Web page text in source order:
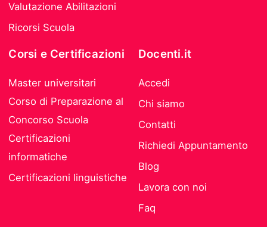
Valutazione Abilitazioni
Ricorsi Scuola
Corsi e Certificazioni
Master universitari
Corso di Preparazione al
Concorso Scuola
Certificazioni
informatiche
Certificazioni linguistiche
Docenti.it
Accedi
Chi siamo
Contatti
Richiedi Appuntamento
Blog
Lavora con noi
Faq